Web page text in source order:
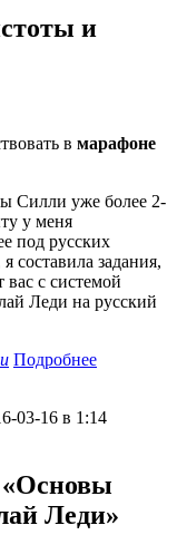
и
в марафоне
Силли уже более 2-
у меня
под русских
составила задания,
вас с системой
Леди на русский
Подробнее
03-16 в 1:14
Леди»